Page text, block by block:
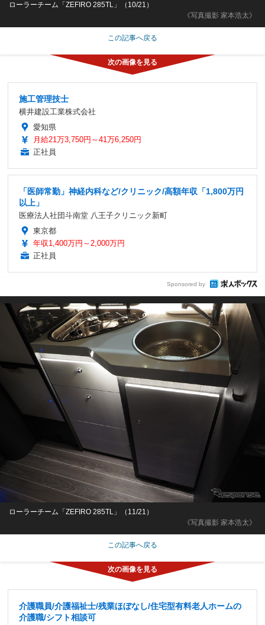
《写真撮影 家本浩太》
ローラーチーム「ZEFIRO 285TL」（10/21）
この記事へ戻る
施工管理技士
横井建設工業株式会社
愛知県
月給21万3,750円～41万6,250円
正社員
「医師常勤」神経内科など/クリニック/高額年収「1,800万円
以上」
医療法人社団斗南堂 八王子クリニック新町
東京都
年収1,400万円～2,000万円
正社員
Sponsored by
《写真撮影 家本浩太》
ローラーチーム「ZEFIRO 285TL」（11/21）
この記事へ戻る
介護職員/介護福祉士/残業ほぼなし/住宅型有料老人ホームの
介護職/シフト相談可